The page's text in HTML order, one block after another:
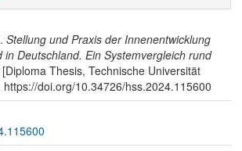
Stellung und Praxis der Innenentwicklung
in Deutschland. Ein Systemvergleich rund
Thesis, Technische Universität
doi.org/10.34726/hss.2024.115600